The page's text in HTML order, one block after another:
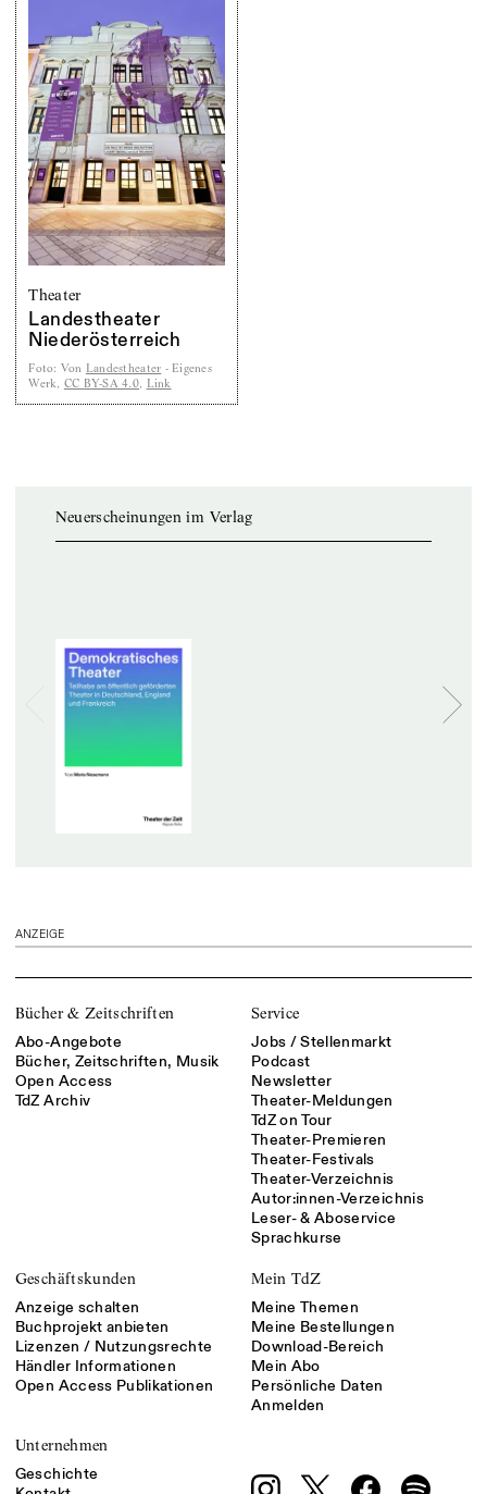
Theater
Landestheater
Niederösterreich
Foto: Von Landestheater -Eigenes
Werk, CC BY-SA 4.0, Link
Neuerscheinungen im Verlag
ANZEIGE
Bücher & Zeitschriften
Abo-Angebote
Bücher, Zeitschriften, Musik
Open Access
TdZ Archiv
Service
Jobs / Stellenmarkt
Podcast
Newsletter
Theater-Meldungen
TdZ on Tour
Theater-Premieren
Theater-Festivals
Theater-Verzeichnis
Autor:innen-Verzeichnis
Leser- & Aboservice
Sprachkurse
Geschäftskunden
Anzeige schalten
Buchprojekt anbieten
Lizenzen / Nutzungsrechte
Händler Informationen
Open Access Publikationen
Mein TdZ
Meine Themen
Meine Bestellungen
Download-Bereich
Mein Abo
Persönliche Daten
Anmelden
Unternehmen
Geschichte